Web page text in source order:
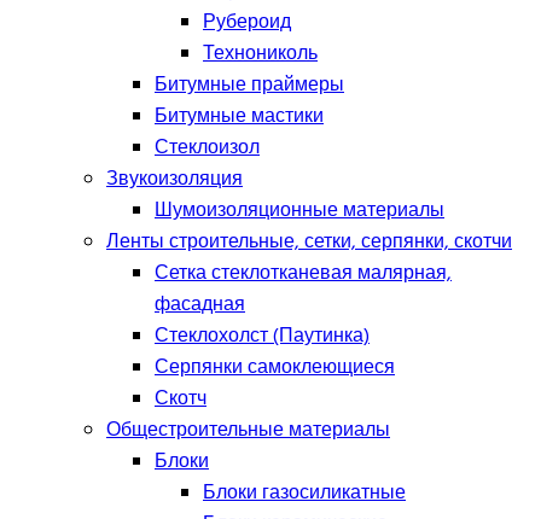
Рубероид
Технониколь
Битумные праймеры
Битумные мастики
Стеклоизол
Звукоизоляция
Шумоизоляционные материалы
Ленты строительные, сетки, серпянки, скотчи
Сетка стеклотканевая малярная,
фасадная
Стеклохолст (Паутинка)
Серпянки самоклеющиеся
Скотч
Общестроительные материалы
Блоки
Блоки газосиликатные